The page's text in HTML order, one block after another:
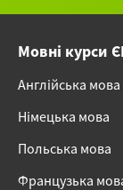
Мовні курси
Англійська мова
Німецька мова
Польська мова
Французька